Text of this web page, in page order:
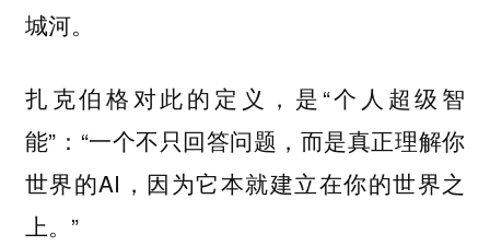
城河。
扎克伯格对此的定义，是“个人超级智
能”：“一个不只回答问题，而是真正理解你
世界的AI，因为它本就建立在你的世界之
上。”